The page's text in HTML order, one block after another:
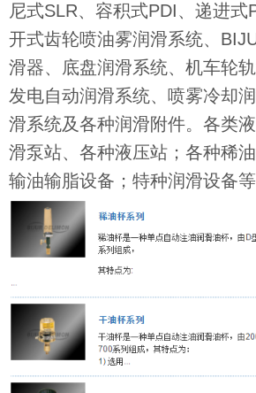
尼式SLR、容积式PDI、递进式
开式齿轮喷油雾润滑系统、
滑器、底盘润滑系统、机车轮
发电自动润滑系统、喷雾冷却
滑系统及各种润滑附件。各类
滑泵站、各种液压站；各种稀
输油输脂设备；特种润滑设备等